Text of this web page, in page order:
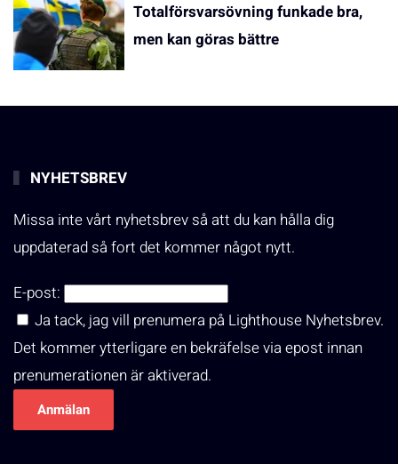
Totalförsvarsövning funkade bra,
men kan göras bättre
NYHETSBREV
Missa inte vårt nyhetsbrev så att du kan hålla dig
uppdaterad så fort det kommer något nytt.
E-post:
Ja tack, jag vill prenumera på Lighthouse Nyhetsbrev.
Det kommer ytterligare en bekräfelse via epost innan
prenumerationen är aktiverad.